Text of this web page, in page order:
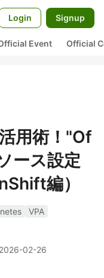
Login Signup
Event Official
用術！"Of
ース設定
編）
VPA
2026-02-26